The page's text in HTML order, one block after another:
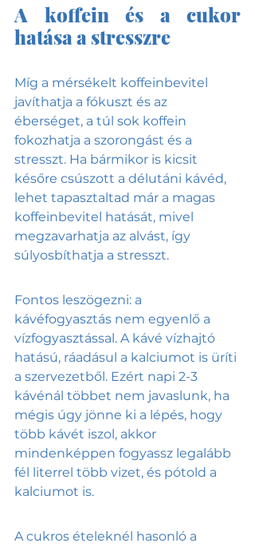
A koffein és a cukor
hatása a stresszre
Míg a mérsékelt koffeinbevitel
javíthatja a fókuszt és az
éberséget, a túl sok koffein
fokozhatja a szorongást és a
stresszt. Ha bármikor is kicsit
későre csúszott a délutáni kávéd,
lehet tapasztaltad már a magas
koffeinbevitel hatását, mivel
megzavarhatja az alvást, így
súlyosbíthatja a stresszt.
Fontos leszögezni: a
kávéfogyasztás nem egyenlő a
vízfogyasztással. A kávé vízhajtó
hatású, ráadásul a kalciumot is üríti
a szervezetből. Ezért napi 2-3
kávénál többet nem javaslunk, ha
mégis úgy jönne ki a lépés, hogy
több kávét iszol, akkor
mindenképpen fogyassz legalább
fél literrel több vizet, és pótold a
kalciumot is.
A cukros ételeknél hasonló a